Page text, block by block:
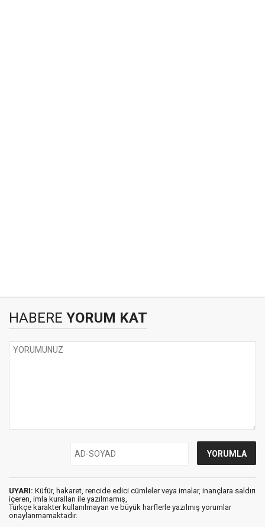
HABERE YORUM KAT
UYARI: Küfür, hakaret, rencide edici cümleler veya imalar, inançlara saldırı
içeren, imla kuralları ile yazılmamış,
Türkçe karakter kullanılmayan ve büyük harflerle yazılmış yorumlar
onaylanmamaktadır.